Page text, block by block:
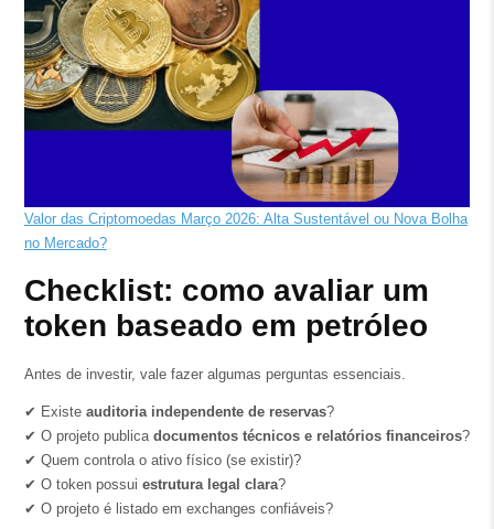
Valor das Criptomoedas Março 2026: Alta Sustentável ou Nova Bolha
no Mercado?
Checklist: como avaliar um
token baseado em petróleo
Antes de investir, vale fazer algumas perguntas essenciais.
✔ Existe auditoria independente de reservas?
✔ O projeto publica documentos técnicos e relatórios financeiros?
✔ Quem controla o ativo físico (se existir)?
✔ O token possui estrutura legal clara?
✔ O projeto é listado em exchanges confiáveis?